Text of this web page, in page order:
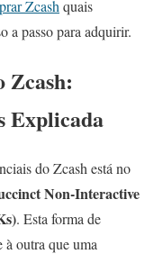
Zcash quais
a passo para adquirir.
Zcash:
Explicada
do Zcash está no
Non-Interactive
. Esta forma de
outra que uma